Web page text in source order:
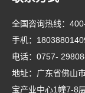
全国咨询热线：
手机：
电话： 0757-
地址：广东省佛山
宝产业中心1幢7-8